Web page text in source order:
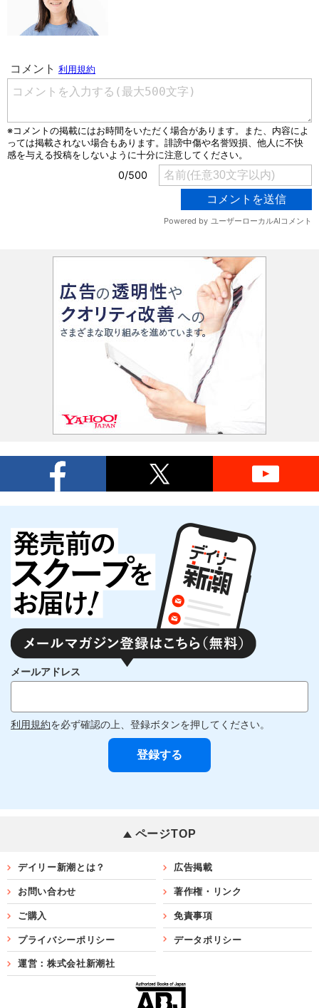
メールアドレス
利用規約を必ず確認の上、登録ボタンを押してください。
ページTOP
デイリー新潮とは？ 広告掲載
お問い合わせ 著作権・リンク
ご購入 免責事項
プライバシーポリシー データポリシー
運営：株式会社新潮社